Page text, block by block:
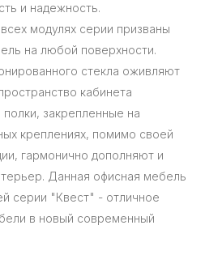
и надежность.
модулях серии призваны
на любой поверхности.
стекла оживляют
кабинета
закрепленные на
креплениях, помимо своей
гармонично дополняют и
Данная офисная мебель
серии "Квест" - отличное
в новый современный